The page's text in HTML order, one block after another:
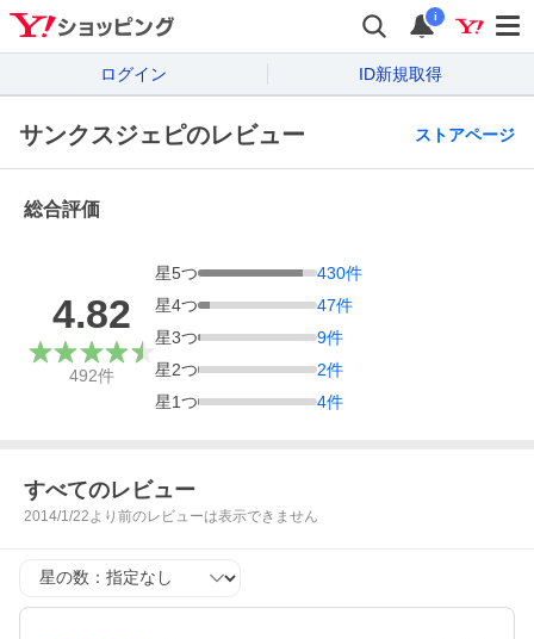
i
ログイン ID新規取得
サンクスジェピのレビュー ストアページ
総合評価
4.82
492件
星5つ 430件
星4つ 47件
星3つ 9件
星2つ 2件
星1つ 4件
すべてのレビュー
2014/1/22より前のレビューは表示できません
星の数